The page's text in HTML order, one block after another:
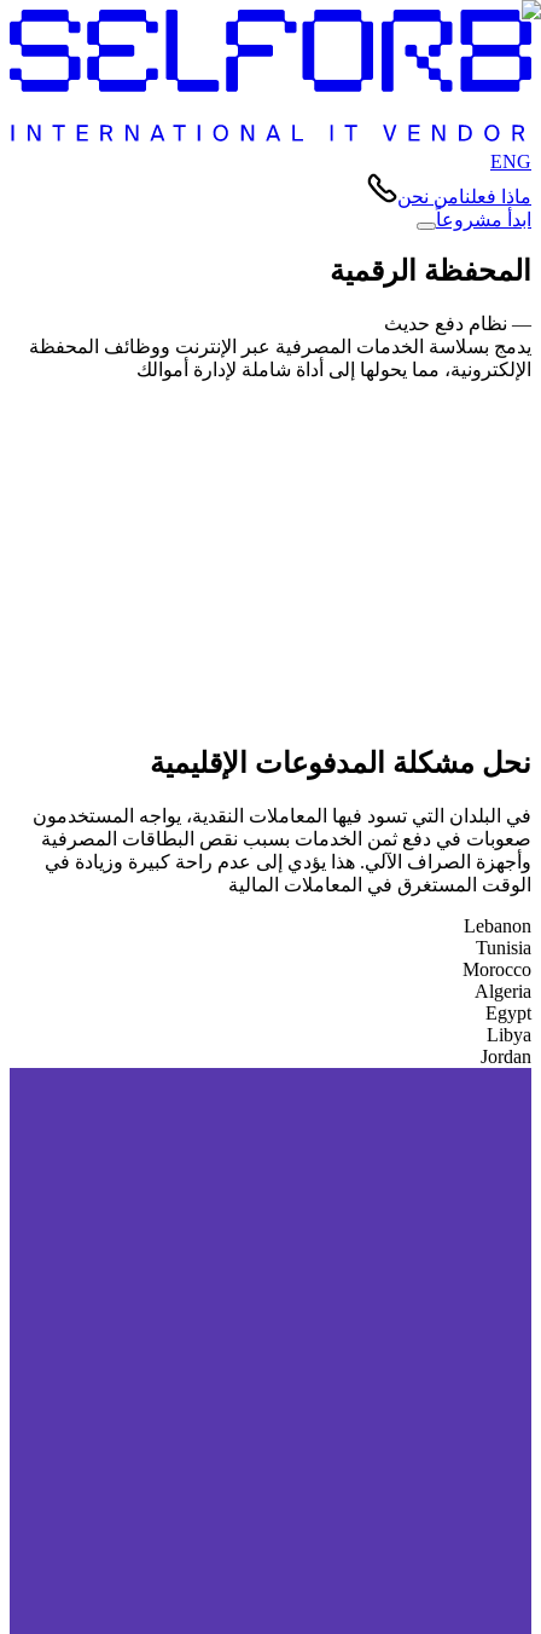
ENG
ماذا فعلنامن نحن
ابدأ مشروعاً
المحفظة الرقمية
— نظام دفع حديث
يدمج بسلاسة الخدمات المصرفية عبر الإنترنت ووظائف المحفظة
الإلكترونية، مما يحولها إلى أداة شاملة لإدارة أموالك
نحل مشكلة المدفوعات الإقليمية
في البلدان التي تسود فيها المعاملات النقدية، يواجه المستخدمون
صعوبات في دفع ثمن الخدمات بسبب نقص البطاقات المصرفية
وأجهزة الصراف الآلي. هذا يؤدي إلى عدم راحة كبيرة وزيادة في
الوقت المستغرق في المعاملات المالية
Lebanon
Tunisia
Morocco
Algeria
Egypt
Libya
Jordan